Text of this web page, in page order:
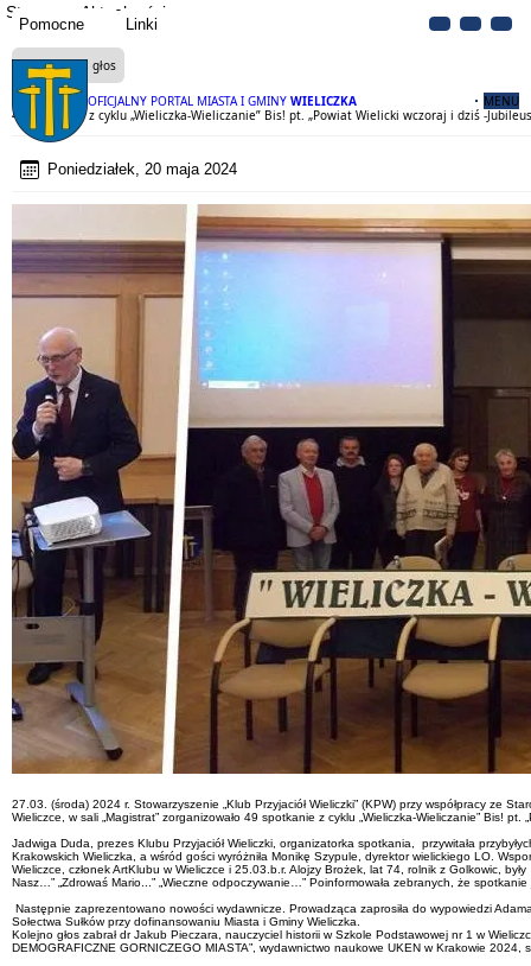
Pomocne Linki
OFICJALNY PORTAL MIASTA I GMINY WIELICZKA MENU
Strona Aktualności
Czytaj na głos
49 spotkanie z cyklu „Wieliczka-Wieliczanie” Bis! pt. „Powiat Wielicki wczoraj i dziś -
Poniedziałek, 20 maja 2024
27.03. (środa) 2024 r. Stowarzyszenie „Klub Przyjaciół Wieliczki” (KPW) przy współpracy ze
Wieliczce, w sali „Magistrat” zorganizowało 49 spotkanie z cyklu „Wieliczka-Wieliczanie” Bis!
Jadwiga Duda, prezes Klubu Przyjaciół Wieliczki, organizatorka spotkania, przywitała
Krakowskich Wieliczka, a wśród gości wyróżniła Monikę Szypule, dyrektor wielickiego LO.
Wieliczce, członek ArtKlubu w Wieliczce i 25.03.b.r. Alojzy Brożek, lat 74, rolnik z Golkowic,
Nasz…” „Zdrowaś Mario...” „Wieczne odpoczywanie…” Poinformowała zebranych, że
Następnie zaprezentowano nowości wydawnicze. Prowadząca zaprosiła do wypowiedzi
Sołectwa Sułków przy dofinansowaniu Miasta i Gminy Wieliczka.
Kolejno głos zabrał dr Jakub Pieczara, nauczyciel historii w Szkole Podstawowej nr 1 w
DEMOGRAFICZNE GORNICZEGO MIASTA”, wydawnictwo naukowe UKEN w Krakowie